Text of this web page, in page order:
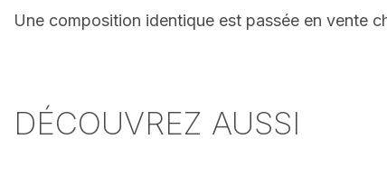
Une composition identique est passée en vente
DÉCOUVREZ AUSSI